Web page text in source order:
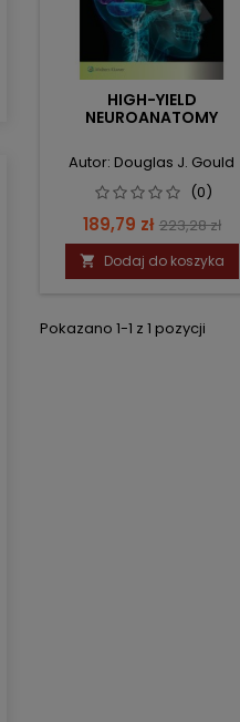
HIGH-YIELD
NEUROANATOMY
Autor: Douglas J. Gould
(0)
Cena
189,79 zł Cena
223,28 zł
 Dodaj do koszyka
Pokazano 1-1 z 1 pozycji